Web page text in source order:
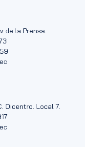
de la Prensa.
Dicentro. Local 7.